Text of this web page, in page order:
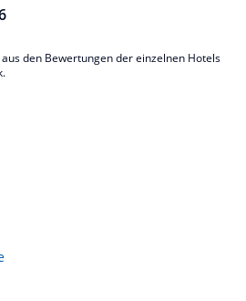
den Bewertungen der einzelnen Hotels